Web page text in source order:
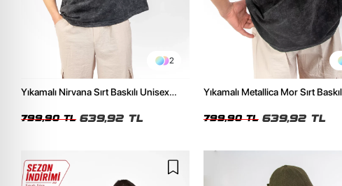
2
Yıkamalı Nirvana Sırt Baskılı Unisex
799,90 TL 639,92 TL
Yıkamalı Metallica Mor Sırt
799,90 TL 639,92 TL